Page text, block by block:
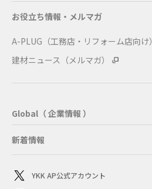
お役立ち情報・メルマガ
A-PLUG（工務店・リフォーム店向け）
建材ニュース（メルマガ）
Global（ 企業情報 ）
新着情報
YKK AP公式アカウント